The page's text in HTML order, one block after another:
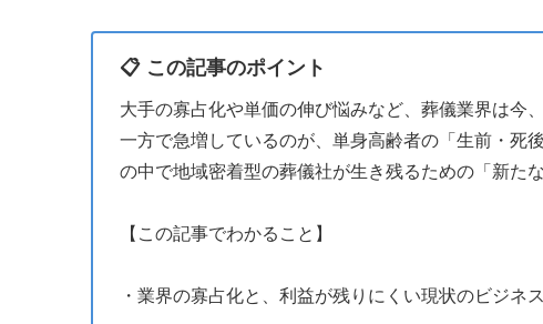
📋 この記事のポイント
大手の寡占化や単価の伸び悩みなど、葬儀業界は今
一方で急増しているのが、単身高齢者の「生前・死
の中で地域密着型の葬儀社が生き残るための「新た
【この記事でわかること】
・業界の寡占化と、利益が残りにくい現状のビジネ